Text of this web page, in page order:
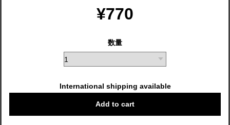
¥770
数量
International shipping available
Add to cart